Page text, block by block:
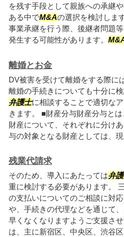
を残す手段として親族への承継
ある中でM&Aの選択を検討しま
事業承継を行う際、後継者問題
発生する可能性があります。
離婚とお金
DV被害を受けて離婚をする際に
離婚の手続きについても十分に
弁護士に相談することで適切な
きます。 ■財産分与財産分与と
財産について、それぞれに分け
与の対象となる財産としては、
残業代請求
そのため、導入にあたっては弁
重に検討する必要があります。
の支払いについてのご相談に対
や、手続きの代理などを通じて
早くなくなりますようご支援さ
は、主に新宿区、中央区、渋谷